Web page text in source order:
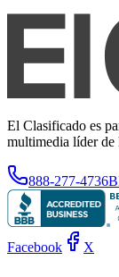
El Clasificado es
multimedia líder de
888-277-4736
Facebook X